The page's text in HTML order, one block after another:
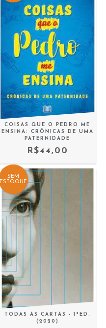
COISAS QUE O PEDRO ME
ENSINA: CRÔNICAS DE UMA
PATERNIDADE
R$44,00
SEM
ESTOQUE
TODAS AS CARTAS - 1ªED.
(2020)